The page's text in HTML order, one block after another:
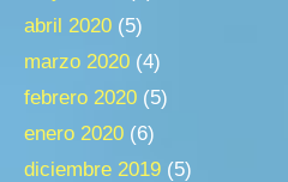
abril 2020 (5)
marzo 2020 (4)
febrero 2020 (5)
enero 2020 (6)
diciembre 2019 (5)